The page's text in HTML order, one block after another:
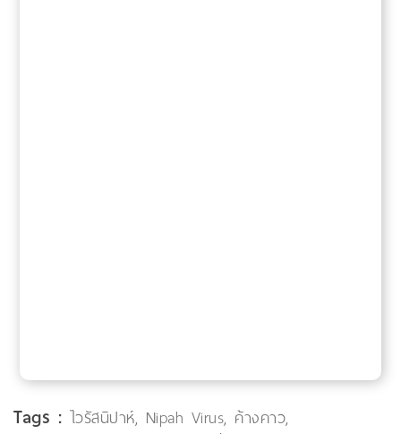
Tags : ไวรัสนิปาห์, Nipah Virus, ค้างคาว,